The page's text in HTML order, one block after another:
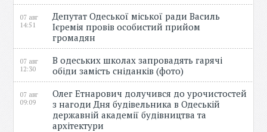
07 авг
14:51
Депутат Одеської міської ради Василь
Ієремія провів особистий прийом
громадян
07 авг
12:30
В одеських школах запровадять гарячі
обіди замість сніданків (фото)
07 авг
09:09
Олег Етнарович долучився до урочистостей
з нагоди Дня будівельника в Одеській
державній академії будівництва та
архітектури